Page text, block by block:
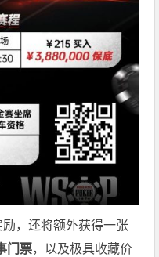
，还将额外获得一张
门票，以及极具收藏价